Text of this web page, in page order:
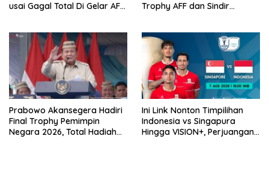
usai Gagal Total Di Gelar AFF
Trophy AFF dan Sindir
Prabowo Akansegera Hadiri
Final Trophy Pemimpin
Negara 2026, Total Hadiah
Ini Link Nonton Timpilihan
Indonesia vs Singapura
Hingga VISION+, Perjuangan